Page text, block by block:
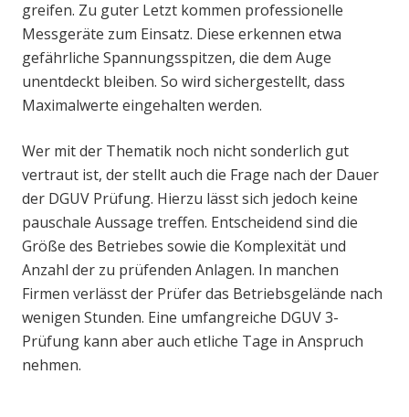
greifen. Zu guter Letzt kommen professionelle
Messgeräte zum Einsatz. Diese erkennen etwa
gefährliche Spannungsspitzen, die dem Auge
unentdeckt bleiben. So wird sichergestellt, dass
Maximalwerte eingehalten werden.
Wer mit der Thematik noch nicht sonderlich gut
vertraut ist, der stellt auch die Frage nach der Dauer
der DGUV Prüfung. Hierzu lässt sich jedoch keine
pauschale Aussage treffen. Entscheidend sind die
Größe des Betriebes sowie die Komplexität und
Anzahl der zu prüfenden Anlagen. In manchen
Firmen verlässt der Prüfer das Betriebsgelände nach
wenigen Stunden. Eine umfangreiche DGUV 3-
Prüfung kann aber auch etliche Tage in Anspruch
nehmen.